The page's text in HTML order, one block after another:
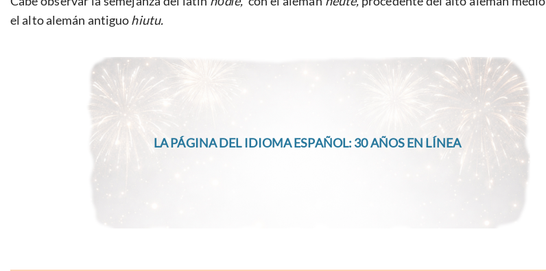
el alto alemán antiguohiutu.
LA PÁGINA DEL IDIOMA ESPAÑOL: 30 AÑOS EN LÍNEA